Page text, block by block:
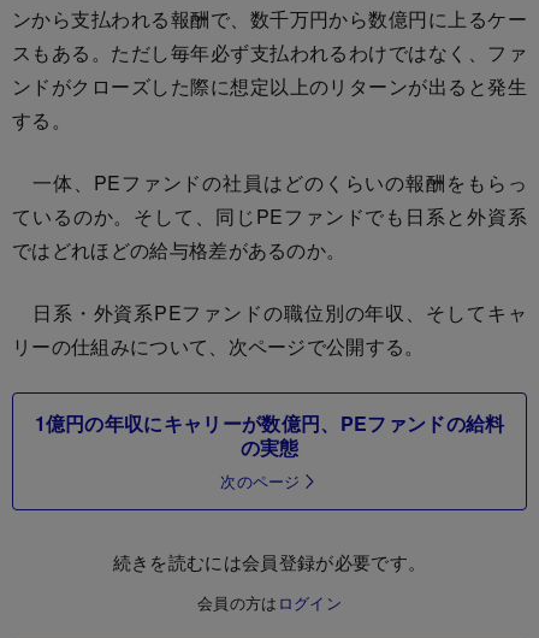
ンから支払われる報酬で、数千万円から数億円に上るケー
スもある。ただし毎年必ず支払われるわけではなく、ファ
ンドがクローズした際に想定以上のリターンが出ると発生
する。
一体、PEファンドの社員はどのくらいの報酬をもらっ
ているのか。そして、同じPEファンドでも日系と外資系
ではどれほどの給与格差があるのか。
日系・外資系PEファンドの職位別の年収、そしてキャ
リーの仕組みについて、次ページで公開する。
1億円の年収にキャリーが数億円、PEファンドの給料
の実態
次のページ
続きを読むには会員登録が必要です。
会員の方は ログイン